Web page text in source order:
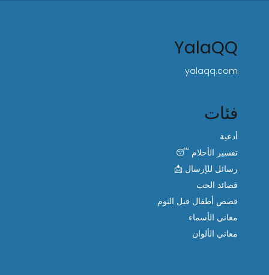
YalaQQ
yalaqq.com
فئات
أدعية
تفسير الأحلام 😴
رسائل للإرسال 📩
قصائد الحب
قصص أطفال قبل النوم
معاني الأسماء
معاني الألوان